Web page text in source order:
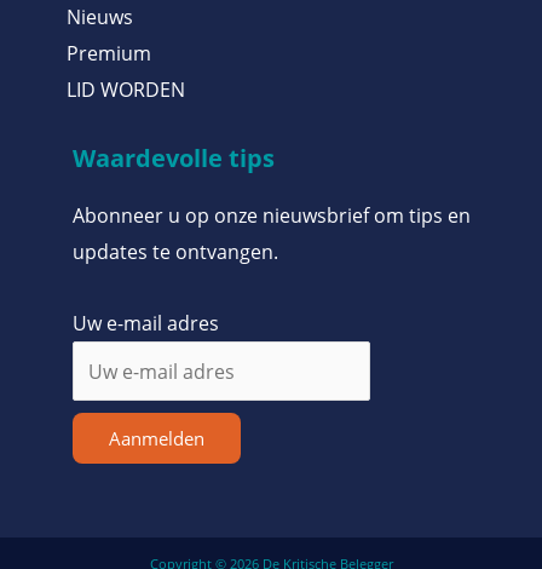
Nieuws
Premium
LID WORDEN
Waardevolle tips
Abonneer u op onze nieuwsbrief om tips en
updates te ontvangen.
Uw e-mail adres
Aanmelden
Copyright © 2026 De Kritische Belegger